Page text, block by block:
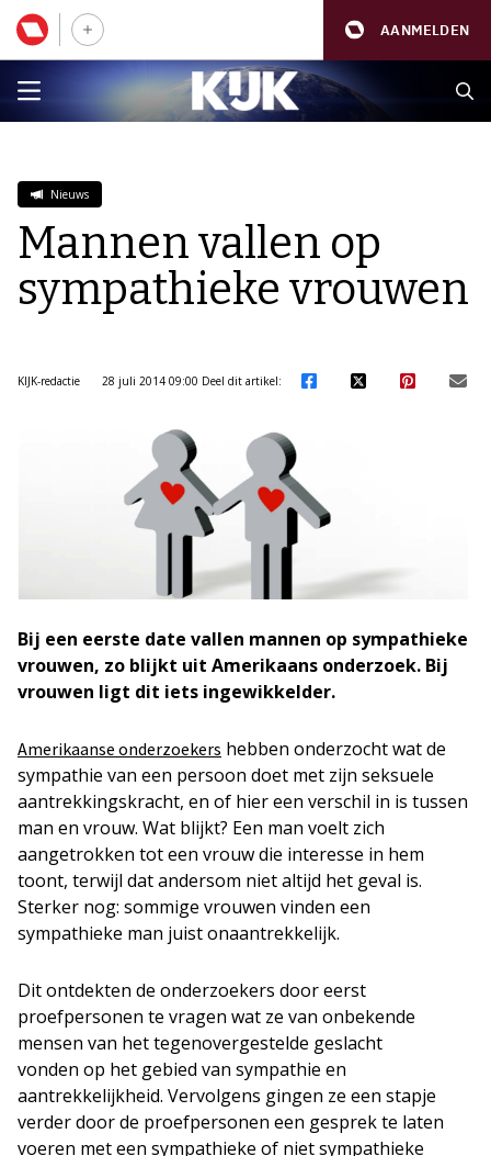
AANMELDEN
Nieuws
Mannen vallen op
sympathieke vrouwen
KIJK-redactie 28 juli 2014 09:00 Deel dit artikel:
Bij een eerste date vallen mannen op sympathieke
vrouwen, zo blijkt uit Amerikaans onderzoek. Bij
vrouwen ligt dit iets ingewikkelder.
Amerikaanse onderzoekers hebben onderzocht wat de
sympathie van een persoon doet met zijn seksuele
aantrekkingskracht, en of hier een verschil in is tussen
man en vrouw. Wat blijkt? Een man voelt zich
aangetrokken tot een vrouw die interesse in hem
toont, terwijl dat andersom niet altijd het geval is.
Sterker nog: sommige vrouwen vinden een
sympathieke man juist onaantrekkelijk.
Dit ontdekten de onderzoekers door eerst
proefpersonen te vragen wat ze van onbekende
mensen van het tegenovergestelde geslacht
vonden op het gebied van sympathie en
aantrekkelijkheid. Vervolgens gingen ze een stapje
verder door de proefpersonen een gesprek te laten
voeren met een sympathieke of niet sympathieke